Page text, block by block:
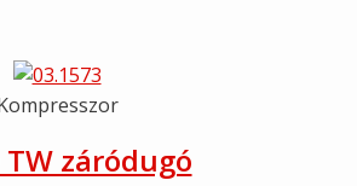
TW záródugó